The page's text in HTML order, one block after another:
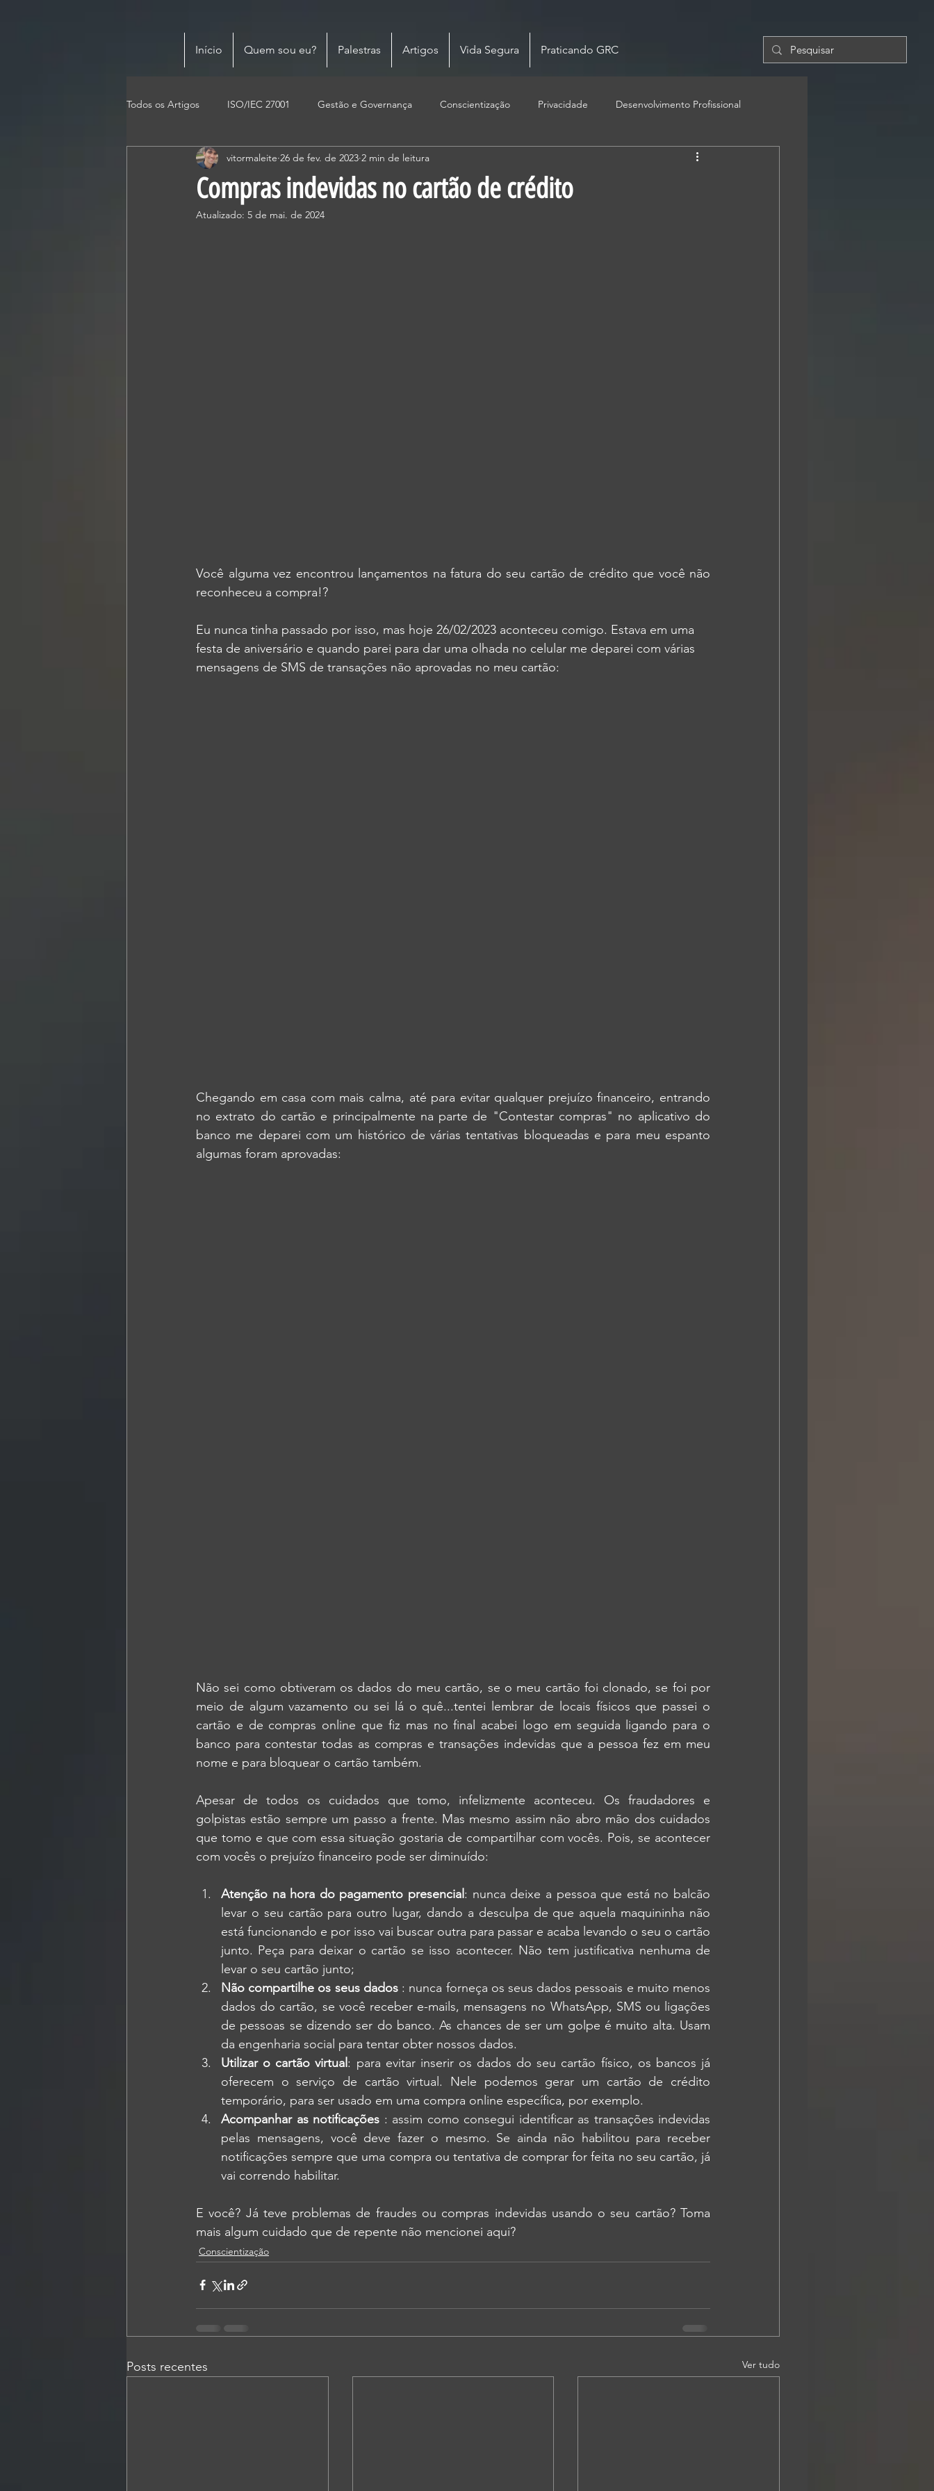
Início Quem sou eu? Palestras Artigos Vida Segura Praticando GRC
Todos os Artigos ISO/IEC 27001 Gestão e Governança Conscientização Privacidade Desenvolvimento Profissional
Compras indevidas no cartão de crédito
vitormaleite 26 de fev. de 2023 2 min de leitura
Atualizado: 5 de mai. de 2024
Você alguma vez encontrou lançamentos na fatura do seu cartão de crédito que você não
reconheceu a compra!?
Eu nunca tinha passado por isso, mas hoje 26/02/2023 aconteceu comigo. Estava em uma
festa de aniversário e quando parei para dar uma olhada no celular me deparei com várias
mensagens de SMS de transações não aprovadas no meu cartão:
Chegando em casa com mais calma, até para evitar qualquer prejuízo financeiro, entrando
no extrato do cartão e principalmente na parte de "Contestar compras" no aplicativo do
banco me deparei com um histórico de várias tentativas bloqueadas e para meu espanto
algumas foram aprovadas:
Não sei como obtiveram os dados do meu cartão, se o meu cartão foi clonado, se foi por
meio de algum vazamento ou sei lá o quê...tentei lembrar de locais físicos que passei o
cartão e de compras online que fiz mas no final acabei logo em seguida ligando para o
banco para contestar todas as compras e transações indevidas que a pessoa fez em meu
nome e para bloquear o cartão também.
Apesar de todos os cuidados que tomo, infelizmente aconteceu. Os fraudadores e
golpistas estão sempre um passo a frente. Mas mesmo assim não abro mão dos cuidados
que tomo e que com essa situação gostaria de compartilhar com vocês. Pois, se acontecer
com vocês o prejuízo financeiro pode ser diminuído:
Atenção na hora do pagamento presencial : nunca deixe a pessoa que está no balcão
levar o seu cartão para outro lugar, dando a desculpa de que aquela maquininha não
está funcionando e por isso vai buscar outra para passar e acaba levando o seu o cartão
junto. Peça para deixar o cartão se isso acontecer. Não tem justificativa nenhuma de
levar o seu cartão junto;
Não compartilhe os seus dados : nunca forneça os seus dados pessoais e muito menos
dados do cartão, se você receber e-mails, mensagens no WhatsApp, SMS ou ligações
de pessoas se dizendo ser do banco. As chances de ser um golpe é muito alta. Usam
da engenharia social para tentar obter nossos dados.
Utilizar o cartão virtual : para evitar inserir os dados do seu cartão físico, os bancos já
oferecem o serviço de cartão virtual. Nele podemos gerar um cartão de crédito
temporário, para ser usado em uma compra online específica, por exemplo.
Acompanhar as notificações : assim como consegui identificar as transações indevidas
pelas mensagens, você deve fazer o mesmo. Se ainda não habilitou para receber
notificações sempre que uma compra ou tentativa de comprar for feita no seu cartão, já
vai correndo habilitar.
E você? Já teve problemas de fraudes ou compras indevidas usando o seu cartão? Toma
mais algum cuidado que de repente não mencionei aqui?
Conscientização
Posts recentes Ver tudo